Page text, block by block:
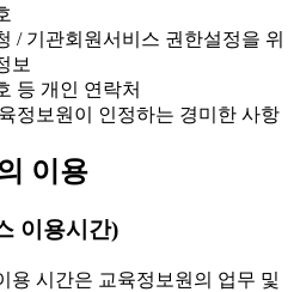
/ 기관회원서비스 권한설정을 위
보
등 개인 연락처
정보원이 인정하는 경미한 사항
이용
이용시간)
용 시간은 교육정보원의 업무 및